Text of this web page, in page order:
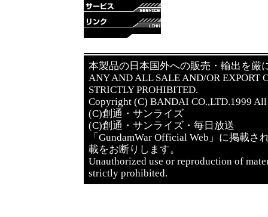
本製品の日本国外への販売・輸出を厳
ANY AND ALL SALE AND/OR EXPORT
STRICTLY PROHIBITED.
Copyright (C) BANDAI CO.,LTD.1999 All
(C)創通・サンライズ
(C)創通・サンライズ・毎日放送
「GundamWar Official Web」に掲載
載をお断りします。
Unauthorized use or reproduction of
strictly prohibited.